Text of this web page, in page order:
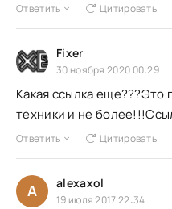
Ответить Цитировать
Fixer
30 ноября 2020 00:29
Какая ссылка
техники и не
Ответить Цитировать
A alexaxol
19 июля 2017 22:34